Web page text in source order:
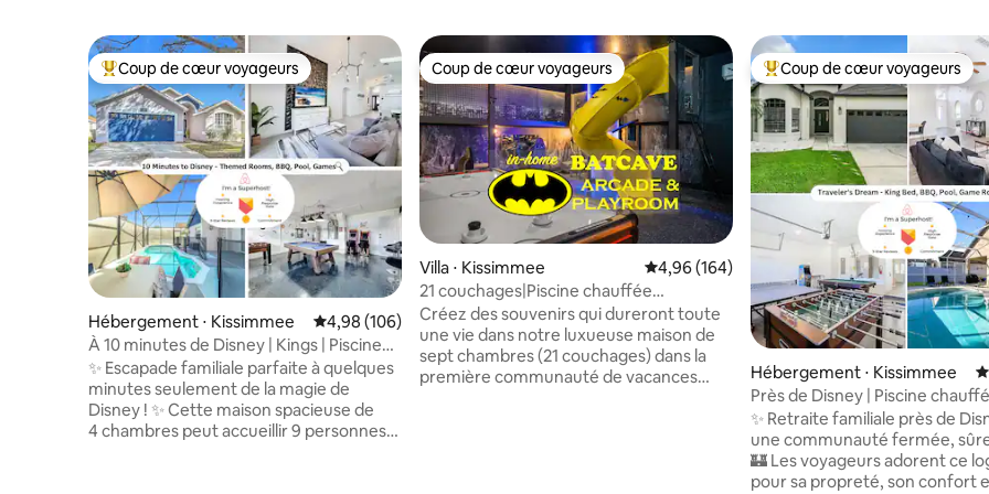
Coups de cœur voyageurs les plus appréciés
Coup de cœur voyageurs
Hébergement ⋅ Kissimmee Évaluation moyenne sur la base de 106 commentaires : 4,98 sur 5
4,98 (106)
À 10 minutes de Disney | Kings | Piscine
chauffée | Jeux
✨ Escapade familiale parfaite à quelques
minutes seulement de la magie de
Disney ! ✨ Cette maison spacieuse de
4 chambres peut accueillir 9 personnes
Coup de cœur voyageurs
Coup de cœur voyageurs
Villa ⋅ Kissimmee Évaluation moyenne sur la base de 164
4,96 (164)
21 couchages|Piscine chauffée
gratuite|15 min de Disney|Jacuzzi
Créez des souvenirs qui dureront toute
une vie dans notre luxueuse maison de
sept chambres (21 couchages) dans la
première communauté de vacances
Coups de cœur voyageurs les
Coup de cœur voyageurs
Hébergement ⋅ Kissimmee
Près de Disney | Piscine
size, arcade
✨ Retraite familiale près de
une communauté fermée,
🏰 Les voyageurs adorent ce logement
pour sa propreté, son confort